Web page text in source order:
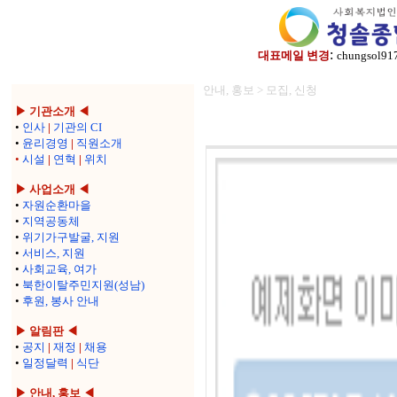
대표메일 변경:
▶ 기관소개 ◀
• 인사 | 기관의 CI
• 윤리경영 | 직원소개
• 시설 | 연혁 | 위치
▶ 사업소개 ◀
• 자원순환마을
• 지역공동체
• 위기가구발굴, 지원
• 서비스, 지원
• 사회교육, 여가
• 북한이탈주민지원(성남)
• 후원, 봉사 안내
▶ 알림판 ◀
• 공지 | 재정 | 채용
• 일정달력 | 식단
▶ 안내, 홍보 ◀
안내, 홍보 > 모집, 신청